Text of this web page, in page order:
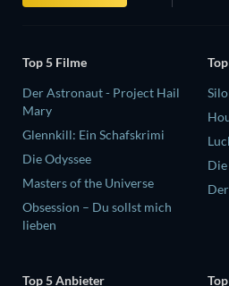
Top 5 Filme
Der Astronaut - Project Hail
Mary
Glennkill: Ein Schafskrimi
Die Odyssee
Masters of the Universe
Obsession – Du sollst mich
lieben
Silo
Top 5 Anbieter